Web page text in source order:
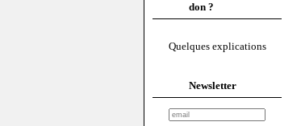
don ?
Quelques explications
Newsletter